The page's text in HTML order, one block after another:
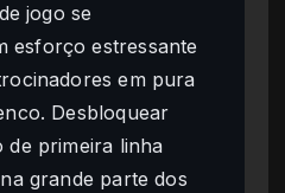
jogo se
esforço estressante
em pura
Desbloquear
de primeira linha
grande parte dos